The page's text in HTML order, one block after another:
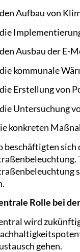
Aufbau von
Ausbau der E-
kommunale
Erstellung von
Untersuchung
konkreten
beschäftigten
Rolle bei
wird
gehen.